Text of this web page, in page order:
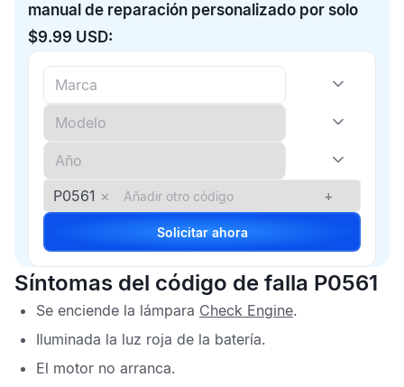
manual de reparación personalizado por solo
$9.99 USD:
P0561 × +
Solicitar ahora
Síntomas del código de falla P0561
Se enciende la lámpara Check Engine.
Iluminada la luz roja de la batería.
El motor no arranca.